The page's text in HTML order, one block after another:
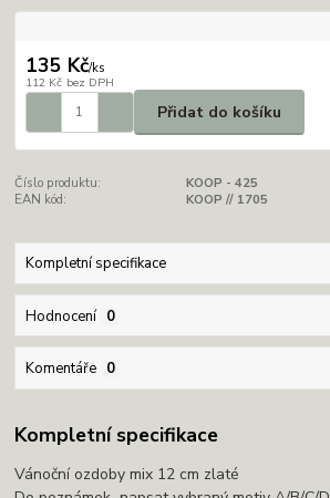
135 Kč/ks
112 Kč bez DPH
Přidat do košíku
Číslo produktu:
KOOP - 425
EAN kód:
KOOP // 1705
Kompletní specifikace
Hodnocení 0
Komentáře 0
Kompletní specifikace
Vánoční ozdoby mix 12 cm zlaté